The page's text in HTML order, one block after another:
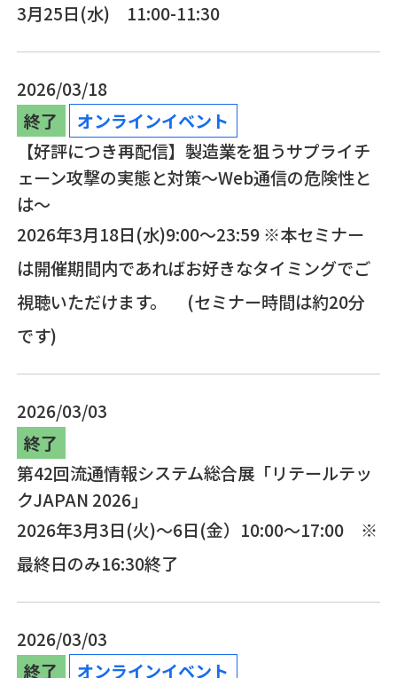
3月25日(水) 11:00-11:30
2026/03/18
終了
オンラインイベント
【好評につき再配信】製造業を狙うサプライチ
ェーン攻撃の実態と対策～Web通信の危険性と
は～
2026年3月18日(水)9:00～23:59 ※本セミナー
は開催期間内であればお好きなタイミングでご
視聴いただけます。 (セミナー時間は約20分
です)
2026/03/03
終了
第42回流通情報システム総合展「リテールテッ
クJAPAN 2026」
2026年3月3日(火)～6日(金）10:00～17:00 ※
最終日のみ16:30終了
2026/03/03
終了
オンラインイベント